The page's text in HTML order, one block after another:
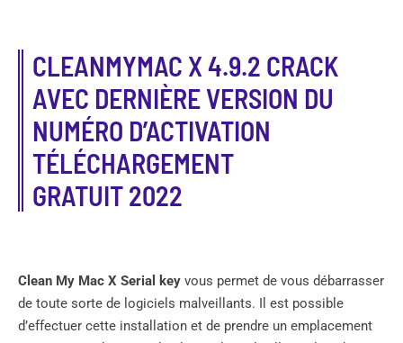
CLEANMYMAC X 4.9.2 CRACK
AVEC DERNIÈRE VERSION DU
NUMÉRO D’ACTIVATION
TÉLÉCHARGEMENT
GRATUIT 2022
Clean My Mac X Serial key vous permet de vous débarrasser
de toute sorte de logiciels malveillants. Il est possible
d’effectuer cette installation et de prendre un emplacement